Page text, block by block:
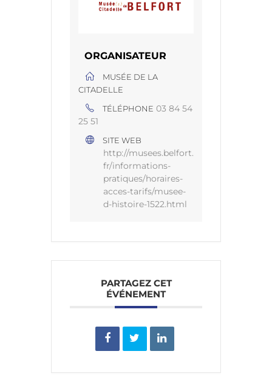
ORGANISATEUR
MUSÉE DE LA
CITADELLE
TÉLÉPHONE 03 84 54
25 51
SITE WEB
http://musees.belfort.
fr/informations-
pratiques/horaires-
acces-tarifs/musee-
d-histoire-1522.html
PARTAGEZ CET
ÉVÉNEMENT